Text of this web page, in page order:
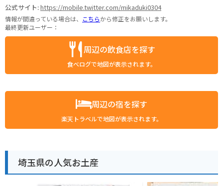
公式サイト:https://mobile.twitter.com/mikaduki0304
情報が間違っている場合は、 こちらから修正をお願いします。
最終更新ユーザー：
周辺の飲食店を探す
食べログで地図が表示されます。
周辺の宿を探す
楽天トラベルで地図が表示されます。
埼玉県の人気お土産